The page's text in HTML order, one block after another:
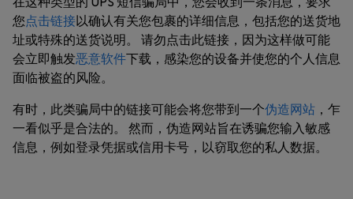
您点击链接以确认有关您包裹的详细信息，包括您的送货地
址或特殊的送货说明。 请勿点击此链接，因为这样做可能
会立即触发恶意软件下载，感染您的设备并使您的个人信息
面临被盗的风险。
有时，此类骗局中的链接可能会将您带到一个伪造网站 ，乍
一看似乎是合法的。 然而，伪造网站旨在诱骗您输入敏感
信息，例如登录凭据或信用卡号，以窃取您的私人数据。